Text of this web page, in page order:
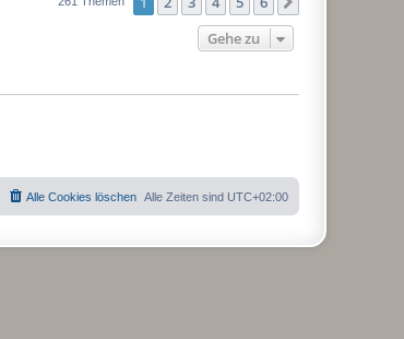
Gehe zu
Alle Zeiten sind UTC+02:00
Alle Cookies löschen